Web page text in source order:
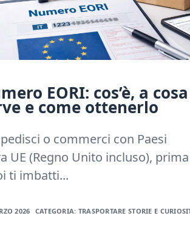
EORI: cos’è, a cosa
e come ottenerlo
o commerci con Paesi
UE (Regno Unito incluso), prima
ti imbatti...
2026 CATEGORIA: TRASPORTARESTORIE E